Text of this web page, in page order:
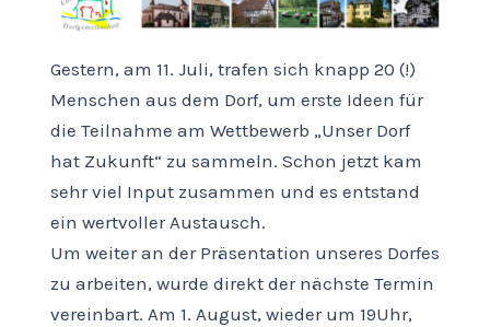
Gestern, am 11. Juli, trafen sich knapp 20 (!)
Menschen aus dem Dorf, um erste Ideen für
die Teilnahme am Wettbewerb „Unser Dorf
hat Zukunft“ zu sammeln. Schon jetzt kam
sehr viel Input zusammen und es entstand
ein wertvoller Austausch.
Um weiter an der Präsentation unseres Dorfes
zu arbeiten, wurde direkt der nächste Termin
vereinbart. Am 1. August, wieder um 19Uhr,